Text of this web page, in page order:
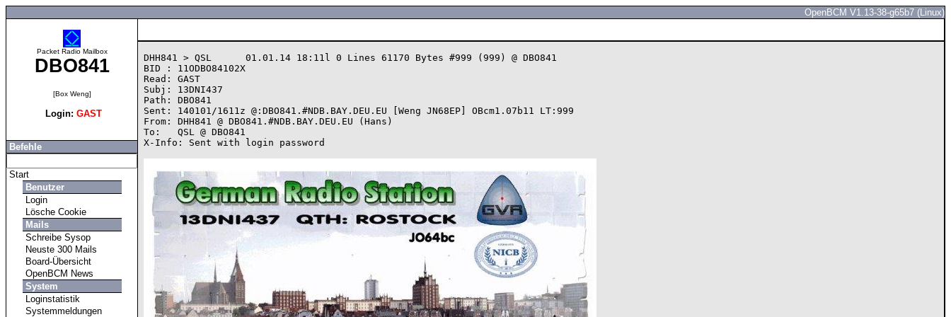
OpenBCM V1.13-38-g65b7 (Linux)
Packet Radio Mailbox
DBO841
[Box Weng]
Login: GAST
Befehle
Start
Benutzer
Login
Lösche Cookie
Mails
Schreibe Sysop
Neuste 300 Mails
Board-Übersicht
OpenBCM News
System
Loginstatistik
Systemmeldungen
DHH841 > QSL      01.01.14 18:11l 0 Lines 61170 Bytes #999 (999) @ DBO841
BID : 11ODBO84102X
Read: GAST
Subj: 13DNI437
Path: DBO841
Sent: 140101/1611z @:DBO841.#NDB.BAY.DEU.EU [Weng JN68EP] OBcm1.07b11 LT:999
From: DHH841 @ DBO841.#NDB.BAY.DEU.EU (Hans)
To:   QSL @ DBO841
X-Info: Sent with login password